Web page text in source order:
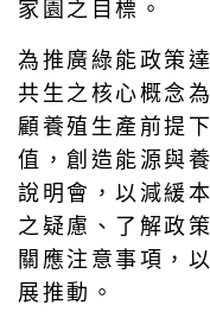
家園之目標。
為推廣綠能政策
共生之核心概念
顧養殖生產前提
值，創造能源與
說明會，以減緩
之疑慮、了解政
關應注意事項，
展推動。